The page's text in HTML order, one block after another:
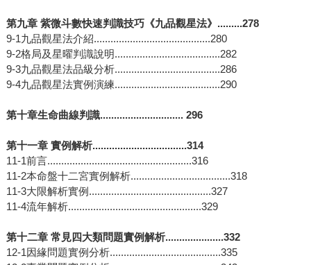
第九章 紫微斗數快速判識技巧《九品觀星法》.........278
9-1九品觀星法介紹..........................................280
9-2格局及星曜判識說明......................................282
9-3九品觀星法品級分析......................................286
9-4九品觀星法實例演練......................................290
第十章生命曲線判識.............................. 296
第十一章 實例解析..................................314
11-1前言....................................................316
11-2本命盤十二宮實例解析....................................318
11-3大限解析實例............................................327
11-4流年解析................................................329
第十二章 常見四大類問題實例解析.....................332
12-1因緣問題實例分析........................................335